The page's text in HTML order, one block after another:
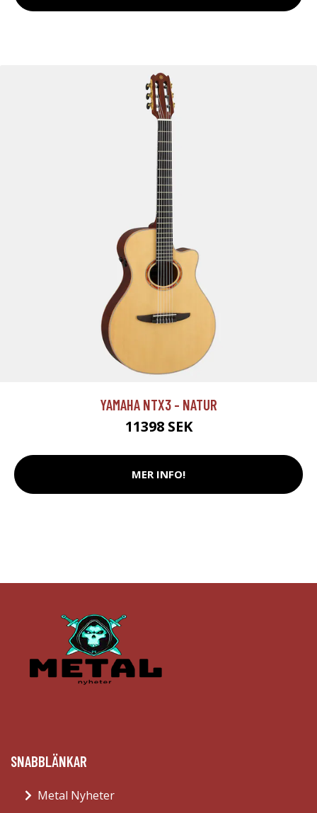
YAMAHA NTX3 - NATUR
11398 SEK
MER INFO!
SNABBLÄNKAR
Metal Nyheter